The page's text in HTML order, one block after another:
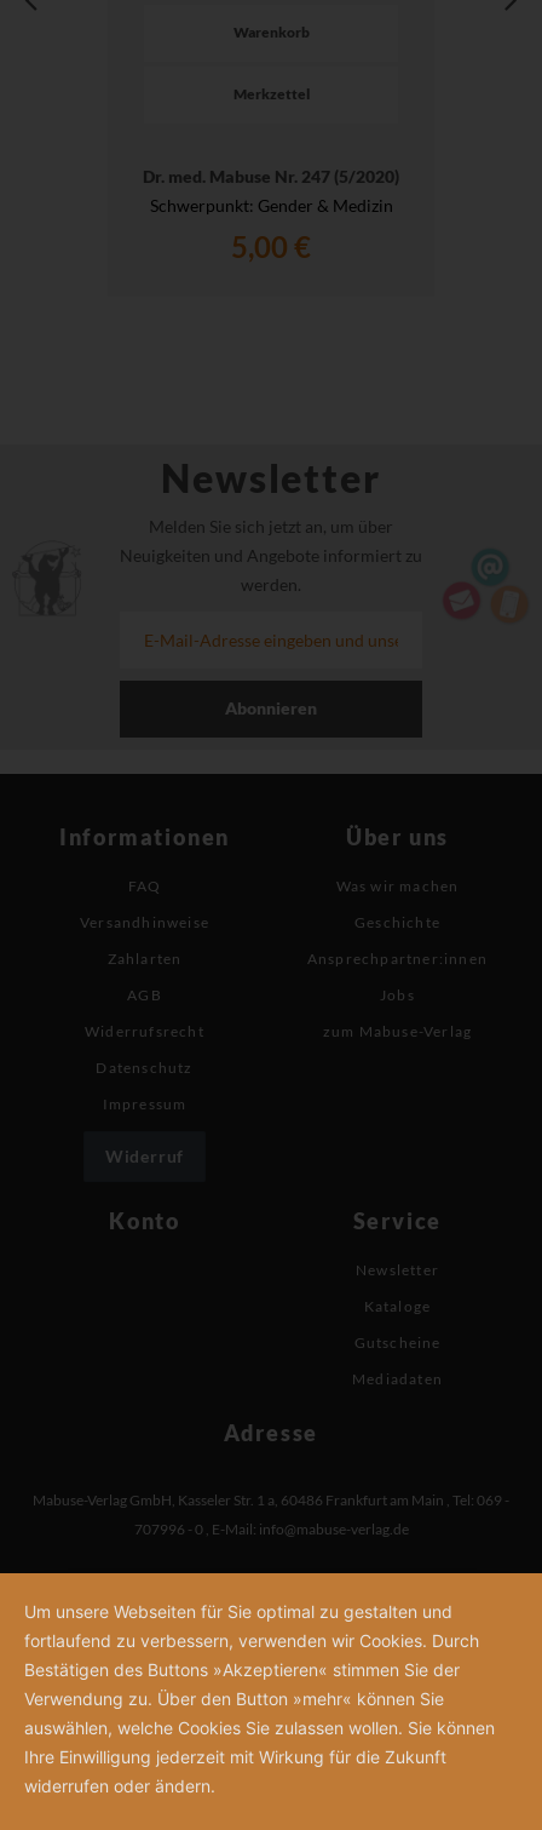
Warenkorb
Merkzettel
Dr. med. Mabuse Nr. 247 (5/2020)
Schwerpunkt: Gender & Medizin
5,00 €
Newsletter
Melden Sie sich jetzt an, um über
Neuigkeiten und Angebote informiert zu
werden.
Abonnieren
Informationen
FAQ
Versandhinweise
Zahlarten
AGB
Widerrufsrecht
Datenschutz
Impressum
Widerruf
Über uns
Was wir machen
Geschichte
Ansprechpartner:innen
Jobs
zum Mabuse-Verlag
Konto Service
Newsletter
Kataloge
Gutscheine
Mediadaten
Adresse
Mabuse-Verlag GmbH, Kasseler Str. 1 a, 60486 Frankfurt am Main , Tel: 069 -
707996 - 0 , E-Mail: info@mabuse-verlag.de
Um unsere Webseiten für Sie optimal zu gestalten und
fortlaufend zu verbessern, verwenden wir Cookies. Durch
Bestätigen des Buttons »Akzeptieren« stimmen Sie der
Verwendung zu. Über den Button »mehr« können Sie
auswählen, welche Cookies Sie zulassen wollen. Sie können
Ihre Einwilligung jederzeit mit Wirkung für die Zukunft
widerrufen oder ändern.